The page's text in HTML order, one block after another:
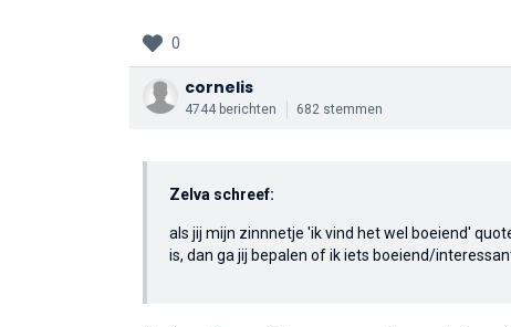
0
cornelis
4744 berichten 682 stemmen
Zelva schreef:
als jij mijn zinnnetje 'ik vind het wel boeiend'
is, dan ga jij bepalen of ik iets boeiend/